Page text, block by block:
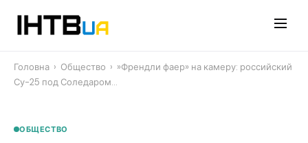
Головна › Общество › ​»Френдли фаер» на камеру: российский
Су-25 под Соледаром…
ОБЩЕСТВО